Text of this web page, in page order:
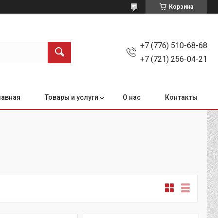
Корзина
+7 (776) 510-68-68
+7 (721) 256-04-21
Товары и услуги О нас Контакты